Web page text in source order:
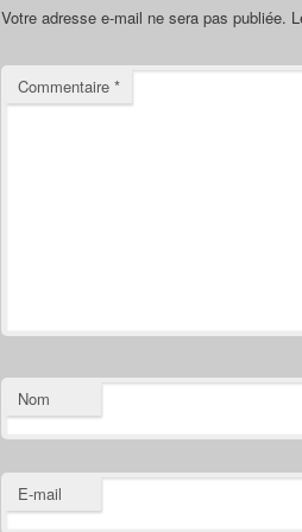
Votre adresse e-mail ne sera pas publiée.
Commentaire*
Nom
E-mail